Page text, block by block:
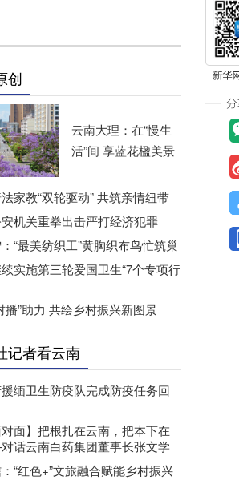
创
云南大理：在“慢生
活”间 享蓝花楹美景
家教“双轮驱动” 共筑亲情纽带
机关重拳出击严打经济犯罪
“最美纺织工”黄胸织布鸟忙筑巢
实施第三轮爱国卫生“7个专项行
播”助力 共绘乡村振兴新图景
记者看云南
缅卫生防疫队完成防疫任务回
对面】把根扎在云南，把本下在
话云南白药集团董事长张文学
“红色+”文旅融合赋能乡村振兴